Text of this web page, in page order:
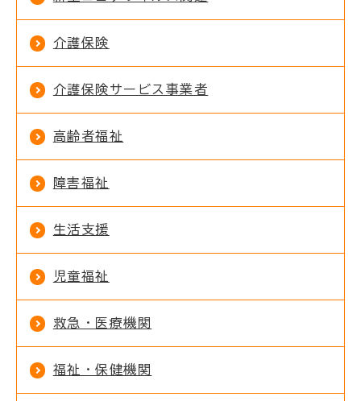
介護保険
介護保険サービス事業者
高齢者福祉
障害福祉
生活支援
児童福祉
救急・医療機関
福祉・保健機関